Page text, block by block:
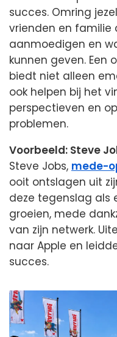
succes. Omring
vrienden en familie
aanmoedigen en
kunnen geven. Een
biedt niet alleen
ook helpen bij het
perspectieven en
problemen.
Voorbeeld: Steve
Steve Jobs, mede-
ooit ontslagen uit
deze tegenslag als
groeien, mede
van zijn netwerk.
naar Apple en
succes.